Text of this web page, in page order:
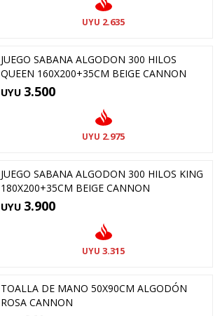
UYU 2.635
JUEGO SABANA ALGODON 300 HILOS
QUEEN 160X200+35CM BEIGE CANNON
UYU 3.500
UYU 2.975
JUEGO SABANA ALGODON 300 HILOS KING
180X200+35CM BEIGE CANNON
UYU 3.900
UYU 3.315
TOALLA DE MANO 50X90CM ALGODÓN
ROSA CANNON